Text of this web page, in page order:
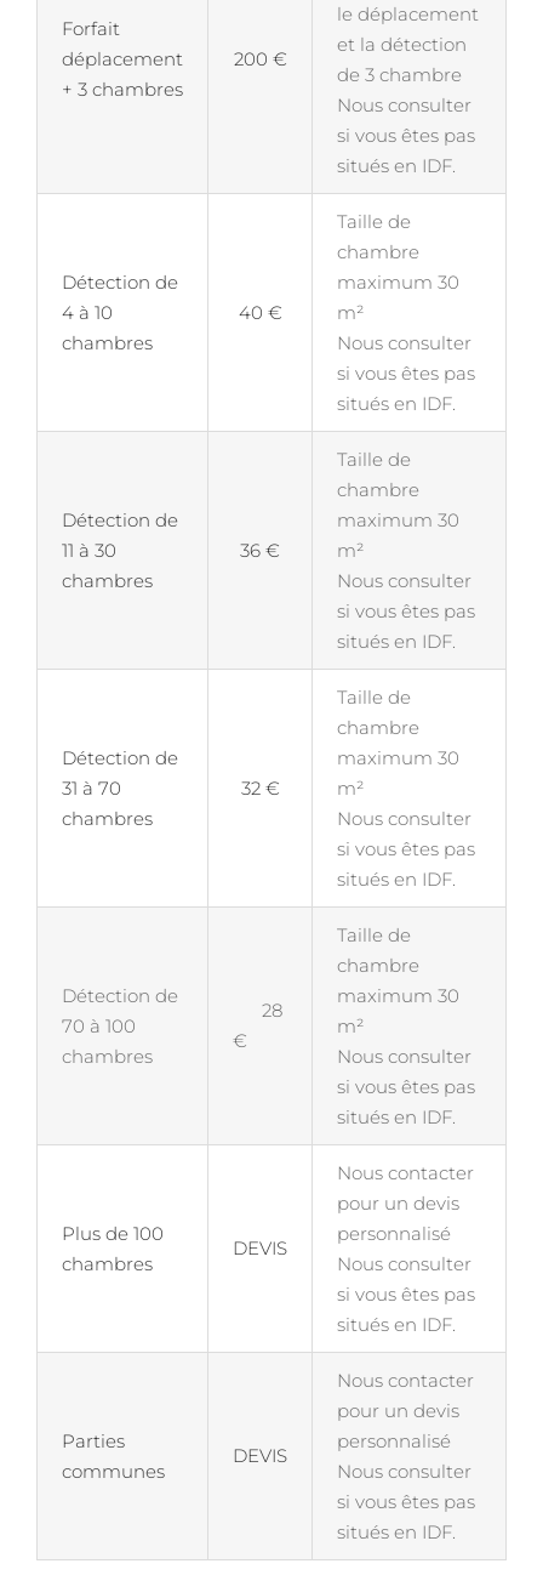
Forfait
déplacement
+ 3 chambres
200 €
le déplacement
et la détection
de 3 chambre
Nous consulter
si vous êtes pas
situés en IDF.
Détection de
4 à 10
chambres
40 €
Taille de
chambre
maximum 30
m²
Nous consulter
si vous êtes pas
situés en IDF.
Détection de
11 à 30
chambres
36 €
Taille de
chambre
maximum 30
m²
Nous consulter
si vous êtes pas
situés en IDF.
Détection de
31 à 70
chambres
32 €
Taille de
chambre
maximum 30
m²
Nous consulter
si vous êtes pas
situés en IDF.
Détection de
70 à 100
chambres
28
€
Taille de
chambre
maximum 30
m²
Nous consulter
si vous êtes pas
situés en IDF.
Plus de 100
chambres
DEVIS
Nous contacter
pour un devis
personnalisé
Nous consulter
si vous êtes pas
situés en IDF.
Parties
communes
DEVIS
Nous contacter
pour un devis
personnalisé
Nous consulter
si vous êtes pas
situés en IDF.